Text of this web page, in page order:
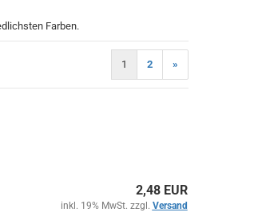
Farben.
1 2 »
2,48 EUR
inkl. 19% MwSt. zzgl. Versand